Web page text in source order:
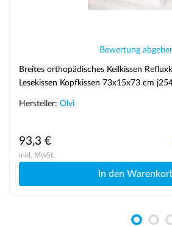
Bewertung
Breites orthopädisches Keilkissen
Lesekissen Kopfkissen 73x15x73 cm
Hersteller: Olvi
93,3 €
inkl. MwSt.
In den